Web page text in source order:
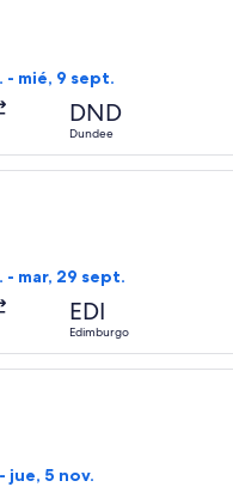
- mié, 9 sept.
DND
Dundee
- mar, 29 sept.
EDI
Edimburgo
de Pegasus
jue, 5 nov.
de Icelandair, con